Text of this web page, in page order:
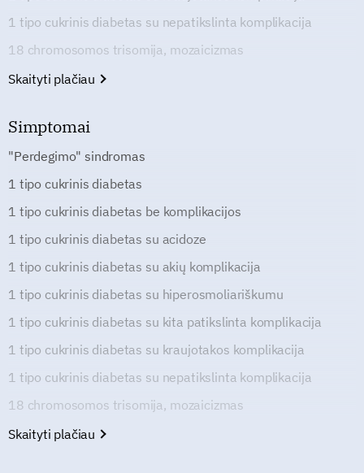
1 tipo cukrinis diabetas su nepatikslinta komplikacija
18 chromosomos trisomija, mozaicizmas
Skaityti plačiau
Simptomai
"Perdegimo" sindromas
1 tipo cukrinis diabetas
1 tipo cukrinis diabetas be komplikacijos
1 tipo cukrinis diabetas su acidoze
1 tipo cukrinis diabetas su akių komplikacija
1 tipo cukrinis diabetas su hiperosmoliariškumu
1 tipo cukrinis diabetas su kita patikslinta komplikacija
1 tipo cukrinis diabetas su kraujotakos komplikacija
1 tipo cukrinis diabetas su nepatikslinta komplikacija
18 chromosomos trisomija, mozaicizmas
Skaityti plačiau